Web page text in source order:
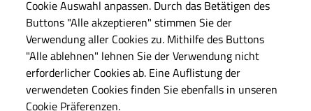
Wenn Sie Ihre steuerliche Zuverlässigkeit nachweisen
oder dem Markt bestätigen lassen, dass Sie Ihren
Langbeschreibung
Cookie Auswahl anpassen. Durch das Betätigen des
Buttons "Alle akzeptieren" stimmen Sie der
Verwendung aller Cookies zu. Mithilfe des Buttons
"Alle ablehnen" lehnen Sie der Verwendung nicht
erforderlicher Cookies ab. Eine Auflistung der
verwendeten Cookies finden Sie ebenfalls in unseren
Cookie Präferenzen.